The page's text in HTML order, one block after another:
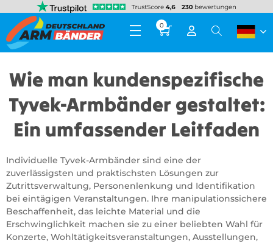
0
Wie man kundenspezifische
Tyvek-Armbänder gestaltet:
Ein umfassender Leitfaden
Individuelle Tyvek-Armbänder sind eine der
zuverlässigsten und praktischsten Lösungen zur
Zutrittsverwaltung, Personenlenkung und Identifikation
bei eintägigen Veranstaltungen. Ihre manipulationssichere
Beschaffenheit, das leichte Material und die
Erschwinglichkeit machen sie zu einer beliebten Wahl für
Konzerte, Wohltätigkeitsveranstaltungen, Ausstellungen,